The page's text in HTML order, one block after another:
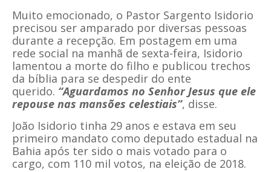
Muito emocionado, o Pastor Sargento Isidorio
precisou ser amparado por diversas pessoas
durante a recepção. Em postagem em uma
rede social na manhã de sexta-feira, Isidorio
lamentou a morte do filho e publicou trechos
da bíblia para se despedir do ente
querido. “Aguardamos no Senhor Jesus que ele
repouse nas mansões celestiais”, disse.
João Isidorio tinha 29 anos e estava em seu
primeiro mandato como deputado estadual na
Bahia após ter sido o mais votado para o
cargo, com 110 mil votos, na eleição de 2018.